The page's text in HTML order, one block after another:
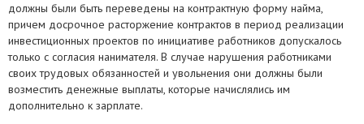
должны были быть переведены на контрактную форму найма,
причем досрочное расторжение контрактов в период реализации
инвестиционных проектов по инициативе работников допускалось
только с согласия нанимателя. В случае нарушения работниками
своих трудовых обязанностей и увольнения они должны были
возместить денежные выплаты, которые начислялись им
дополнительно к зарплате.